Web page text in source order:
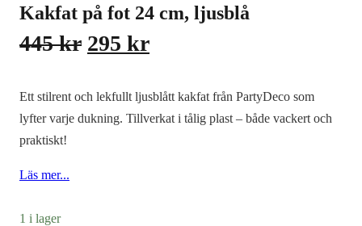
Kakfat på fot 24 cm, ljusblå
445kr Det
priset
var:
295 krDet
priset
är:
Ett stilrent och lekfullt ljusblått kakfat från PartyDeco som
lyfter varje dukning. Tillverkat i tålig plast – både vackert och
praktiskt!
Läs mer...
1 i lager